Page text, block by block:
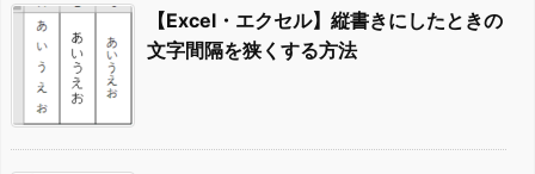
【Excel・エクセル】縦書きにしたときの
文字間隔を狭くする方法